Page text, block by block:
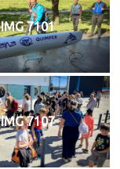
IMG 7101
IMG 7107